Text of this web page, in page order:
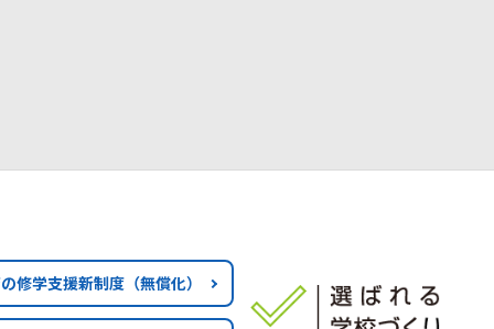
修学支援新制度（無償化）